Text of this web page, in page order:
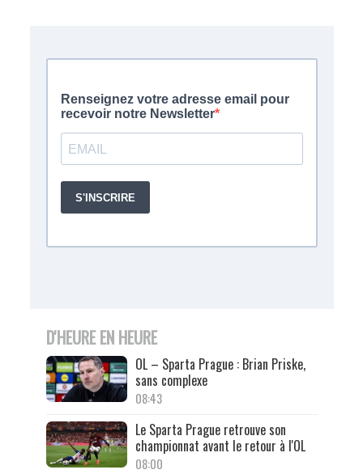
D'HEURE EN HEURE
OL – Sparta Prague : Brian Priske,
sans complexe
08:43
Le Sparta Prague retrouve son
championnat avant le retour à l'OL
08:00